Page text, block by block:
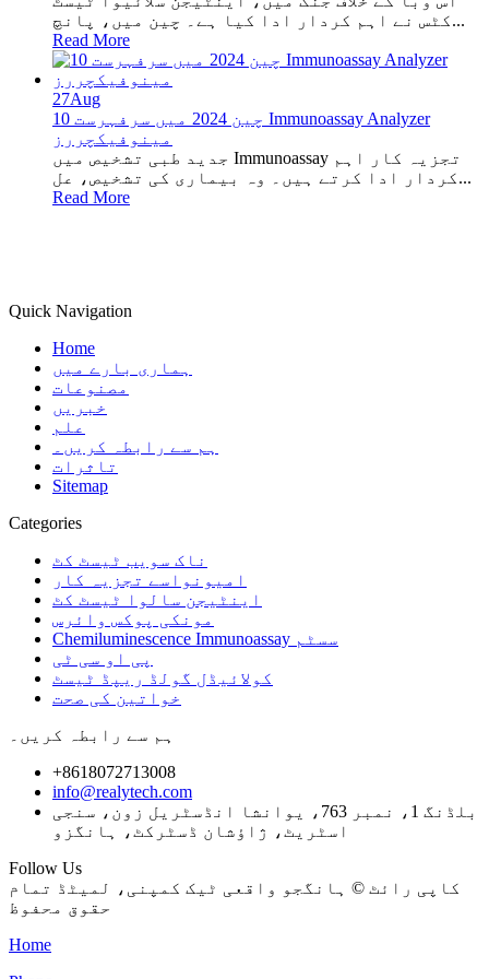
کٹس نے اہم کردار ادا کیا ہے۔ چین میں، پانچ...
Read More
27Aug
چین 2024 میں سرفہرست 10 Immunoassay Analyzer
مینوفیکچررز
جدید طبی تشخیص میں Immunoassay تجزیہ کار اہم
کردار ادا کرتے ہیں۔ وہ بیماری کی تشخیص، عل...
Read More
Quick Navigation
Home
ہماری بارے ميں
مصنوعات
خبریں
علم
ہم سے رابطہ کریں۔
تاثرات
Sitemap
Categories
ناک سویب ٹیسٹ کٹ
امیونواسے تجزیہ کار
اینٹیجن سالوا ٹیسٹ کٹ
مونکی پوکس وائرس
Chemiluminescence Immunoassay سسٹم
پی او سی ٹی
کولائیڈل گولڈ ریپڈ ٹیسٹ
خواتین کی صحت
ہم سے رابطہ کریں۔
+8618072713008
info@realytech.com
بلڈنگ 1، نمبر 763، یوانشا انڈسٹریل زون، سنجی
اسٹریٹ، ژاؤشان ڈسٹرکٹ، ہانگزو
Follow Us
کاپی رائٹ © ہانگجو واقعی ٹیک کمپنی، لمیٹڈ تمام
حقوق محفوظ
Home